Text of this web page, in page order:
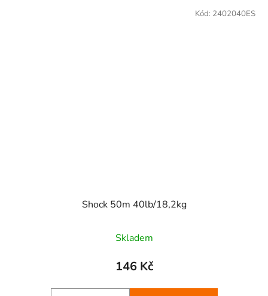
Shock 50m 40lb/18,2kg
Skladem
146 Kč
Kód: 2402040ES